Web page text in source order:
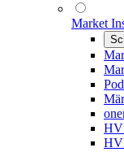
Market